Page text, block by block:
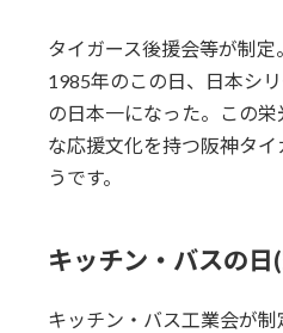
タイガース後援会等が制定。
1985年のこの日、日本シ
の日本一になった。この
な応援文化を持つ阪神タ
うです。
キッチン・バスの日
キッチン・バス工業会が制